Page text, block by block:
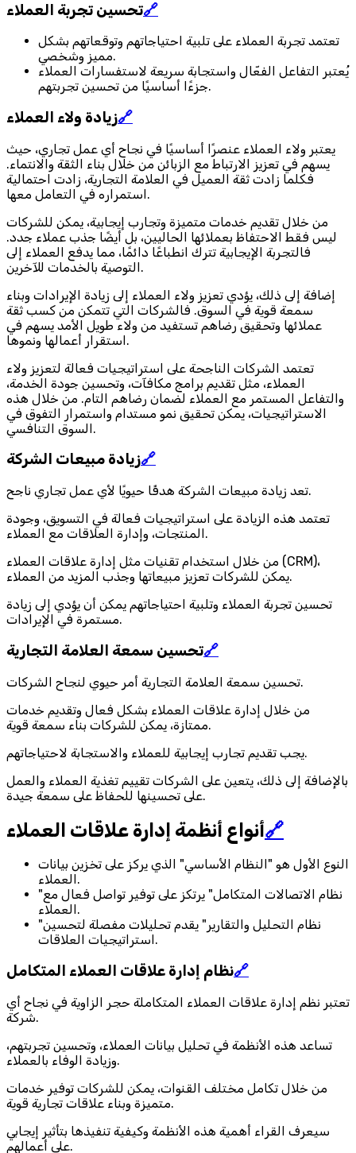
تحسين تجربة العملاء🔗
تعتمد تجربة العملاء على تلبية احتياجاتهم وتوقعاتهم بشكل
مميز وشخصي.
يُعتبر التفاعل الفعّال واستجابة سريعة لاستفسارات العملاء
جزءًا أساسيًا من تحسين تجربتهم.
زيادة ولاء العملاء🔗
يعتبر ولاء العملاء عنصرًا أساسيًا في نجاح أي عمل تجاري، حيث
يسهم في تعزيز الارتباط مع الزبائن من خلال بناء الثقة والانتماء.
فكلما زادت ثقة العميل في العلامة التجارية، زادت احتمالية
استمراره في التعامل معها.
من خلال تقديم خدمات متميزة وتجارب إيجابية، يمكن للشركات
ليس فقط الاحتفاظ بعملائها الحاليين، بل أيضًا جذب عملاء جدد.
فالتجربة الإيجابية تترك انطباعًا دائمًا، مما يدفع العملاء إلى
التوصية بالخدمات للآخرين.
إضافة إلى ذلك، يؤدي تعزيز ولاء العملاء إلى زيادة الإيرادات وبناء
سمعة قوية في السوق. فالشركات التي تتمكن من كسب ثقة
عملائها وتحقيق رضاهم تستفيد من ولاء طويل الأمد يسهم في
استقرار أعمالها ونموها.
تعتمد الشركات الناجحة على استراتيجيات فعالة لتعزيز ولاء
العملاء، مثل تقديم برامج مكافآت، وتحسين جودة الخدمة،
والتفاعل المستمر مع العملاء لضمان رضاهم التام. من خلال هذه
الاستراتيجيات، يمكن تحقيق نمو مستدام واستمرار التفوق في
السوق التنافسي.
زيادة مبيعات الشركة🔗
تعد زيادة مبيعات الشركة هدفًا حيويًا لأي عمل تجاري ناجح.
تعتمد هذه الزيادة على استراتيجيات فعالة في التسويق، وجودة
المنتجات، وإدارة العلاقات مع العملاء.
من خلال استخدام تقنيات مثل إدارة علاقات العملاء (CRM)،
يمكن للشركات تعزيز مبيعاتها وجذب المزيد من العملاء.
تحسين تجربة العملاء وتلبية احتياجاتهم يمكن أن يؤدي إلى زيادة
مستمرة في الإيرادات.
تحسين سمعة العلامة التجارية🔗
تحسين سمعة العلامة التجارية أمر حيوي لنجاح الشركات.
من خلال إدارة علاقات العملاء بشكل فعال وتقديم خدمات
ممتازة، يمكن للشركات بناء سمعة قوية.
يجب تقديم تجارب إيجابية للعملاء والاستجابة لاحتياجاتهم.
بالإضافة إلى ذلك، يتعين على الشركات تقييم تغذية العملاء والعمل
على تحسينها للحفاظ على سمعة جيدة.
أنواع أنظمة إدارة علاقات العملاء🔗
النوع الأول هو "النظام الأساسي" الذي يركز على تخزين بيانات
العملاء.
"نظام الاتصالات المتكامل" يرتكز على توفير تواصل فعال مع
العملاء.
"نظام التحليل والتقارير" يقدم تحليلات مفصلة لتحسين
استراتيجيات العلاقات.
نظام إدارة علاقات العملاء المتكامل🔗
تعتبر نظم إدارة علاقات العملاء المتكاملة حجر الزاوية في نجاح أي
شركة.
تساعد هذه الأنظمة في تحليل بيانات العملاء، وتحسين تجربتهم،
وزيادة الوفاء بالعملاء.
من خلال تكامل مختلف القنوات، يمكن للشركات توفير خدمات
متميزة وبناء علاقات تجارية قوية.
سيعرف القراء أهمية هذه الأنظمة وكيفية تنفيذها بتأثير إيجابي
على أعمالهم.